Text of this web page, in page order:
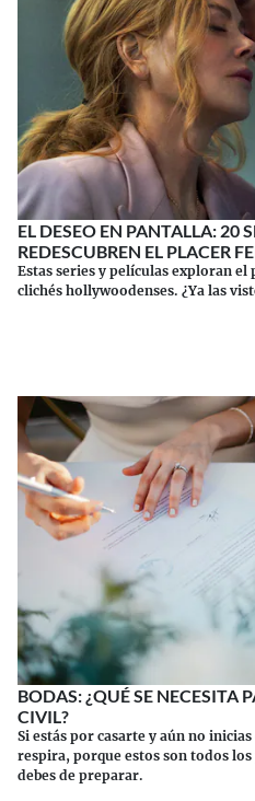
EL DESEO EN PANTALLA: 20
REDESCUBREN EL PLACER
Estas series y películas exploran
clichés hollywoodenses. ¿Ya las
BODAS: ¿QUÉ SE NECESITA
CIVIL?
Si estás por casarte y aún no
respira, porque estos son todos
debes de preparar.